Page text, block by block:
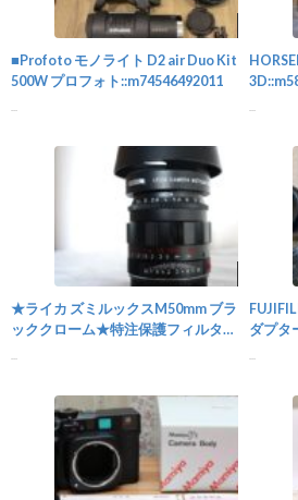
■Profoto モノライト D2 air Duo Kit
500W プロフォト::m74546492011
★ライカ ズミルックスM50mm ブラ
ッククローム★特注保護フィルター
ダプタ